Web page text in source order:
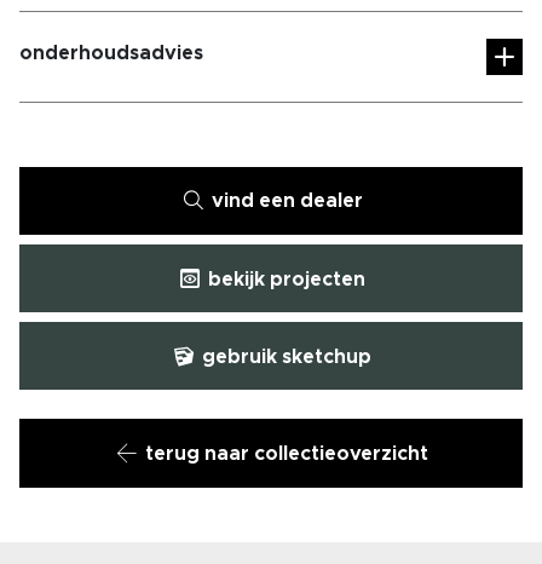
onderhoudsadvies
terug naar collectieoverzicht
vind een dealer
bekijk projecten
gebruik sketchup